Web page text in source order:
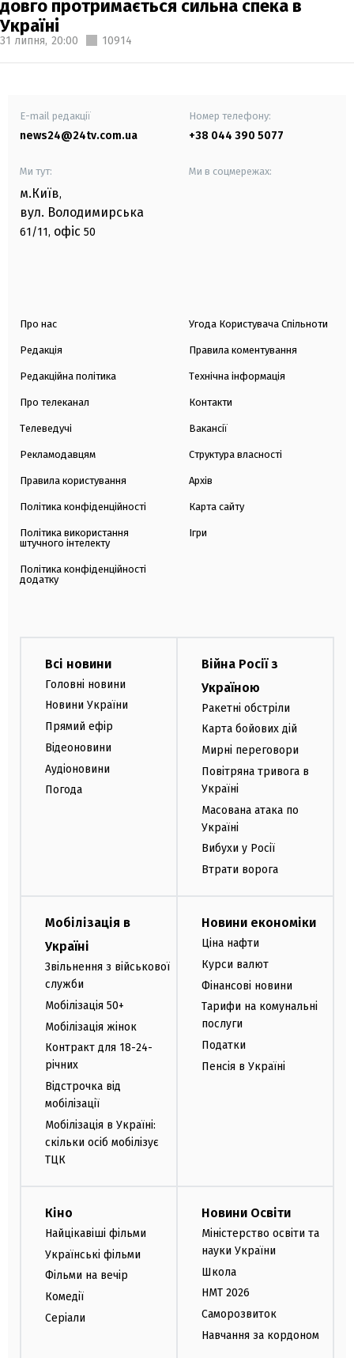
довго протримається сильна спека в
Україні
31 липня, 20:00 10914
E-mail редакції
news24@24tv.com.ua
Номер телефону:
+38 044 390 5077
Ми тут:
м.Київ,
вул. Володимирська
61/11, офіс 50
Ми в соцмережах:
Про нас
Редакція
Редакційна політика
Про телеканал
Телеведучі
Рекламодавцям
Правила користування
Політика конфіденційності
Політика використання
штучного інтелекту
Політика конфіденційності
додатку
Угода Користувача Спільноти
Правила коментування
Технічна інформація
Контакти
Вакансії
Структура власності
Архів
Карта сайту
Ігри
Всі новини
Головні новини
Новини України
Прямий ефір
Відеоновини
Аудіоновини
Погода
Війна Росії з
Україною
Ракетні обстріли
Карта бойових дій
Мирні переговори
Повітряна тривога в
Україні
Масована атака по
Україні
Вибухи у Росії
Втрати ворога
Мобілізація в
Україні
Звільнення з військової
служби
Мобілізація 50+
Мобілізація жінок
Контракт для 18-24-
річних
Відстрочка від
мобілізації
Мобілізація в Україні:
скільки осіб мобілізує
ТЦК
Новини економіки
Ціна нафти
Курси валют
Фінансові новини
Тарифи на комунальні
послуги
Податки
Пенсія в Україні
Кіно
Найцікавіші фільми
Українські фільми
Фільми на вечір
Комедії
Серіали
Новини Освіти
Міністерство освіти та
науки України
Школа
НМТ 2026
Саморозвиток
Навчання за кордоном